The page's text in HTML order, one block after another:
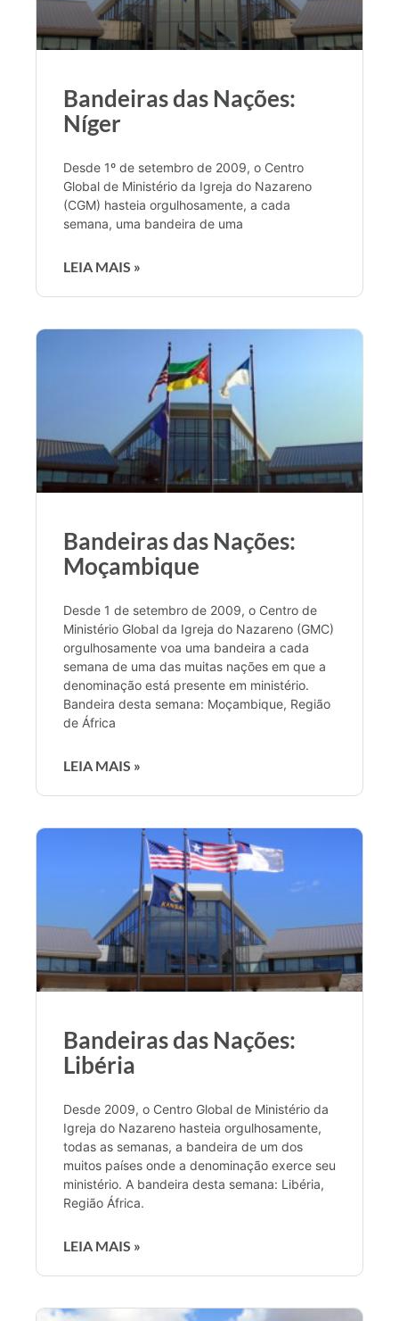
Bandeiras das Nações:
Níger
Desde 1º de setembro de 2009, o Centro
Global de Ministério da Igreja do Nazareno
(CGM) hasteia orgulhosamente, a cada
semana, uma bandeira de uma
LEIA MAIS »
Bandeiras das Nações:
Moçambique
Desde 1 de setembro de 2009, o Centro de
Ministério Global da Igreja do Nazareno (GMC)
orgulhosamente voa uma bandeira a cada
semana de uma das muitas nações em que a
denominação está presente em ministério.
Bandeira desta semana: Moçambique, Região
de África
LEIA MAIS »
Bandeiras das Nações:
Libéria
Desde 2009, o Centro Global de Ministério da
Igreja do Nazareno hasteia orgulhosamente,
todas as semanas, a bandeira de um dos
muitos países onde a denominação exerce seu
ministério. A bandeira desta semana: Libéria,
Região África.
LEIA MAIS »